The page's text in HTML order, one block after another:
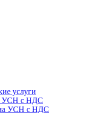
услуги
УСН с НДС
УСН с НДС